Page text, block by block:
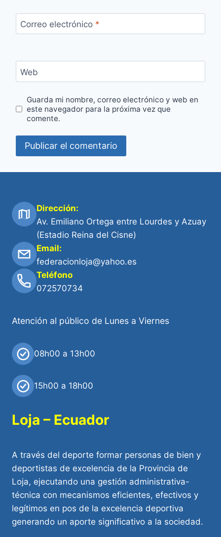
Correo electrónico *
Web
Guarda mi nombre, correo electrónico y web en
este navegador para la próxima vez que
comente.
Dirección:
Av. Emiliano Ortega entre Lourdes y Azuay
(Estadio Reina del Cisne)
Email:
federacionloja@yahoo.es
Teléfono
072570734
Atención al público de Lunes a Viernes
08h00 a 13h00
15h00 a 18h00
Loja – Ecuador
A través del deporte formar personas de bien y
deportistas de excelencia de la Provincia de
Loja, ejecutando una gestión administrativa-
técnica con mecanismos eficientes, efectivos y
legítimos en pos de la excelencia deportiva
generando un aporte significativo a la sociedad.